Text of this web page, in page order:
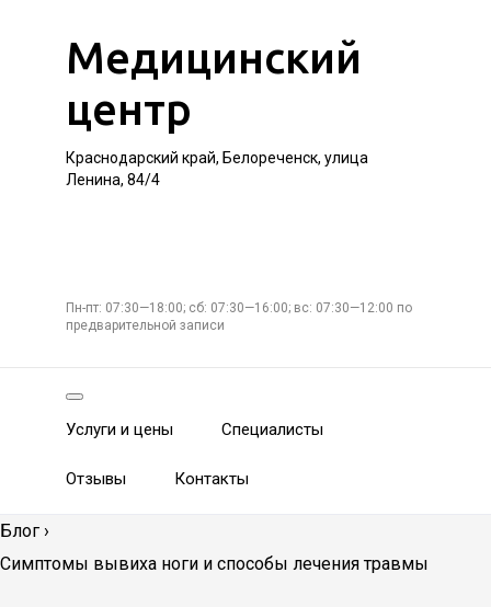
Медицинский
центр
Краснодарский край, Белореченск, улица
Ленина, 84/4
Пн-пт: 07:30—18:00; сб: 07:30—16:00; вс: 07:30—12:00 по
предварительной записи
Услуги и цены Специалисты
Отзывы Контакты
Блог ›
Симптомы вывиха ноги и способы лечения травмы